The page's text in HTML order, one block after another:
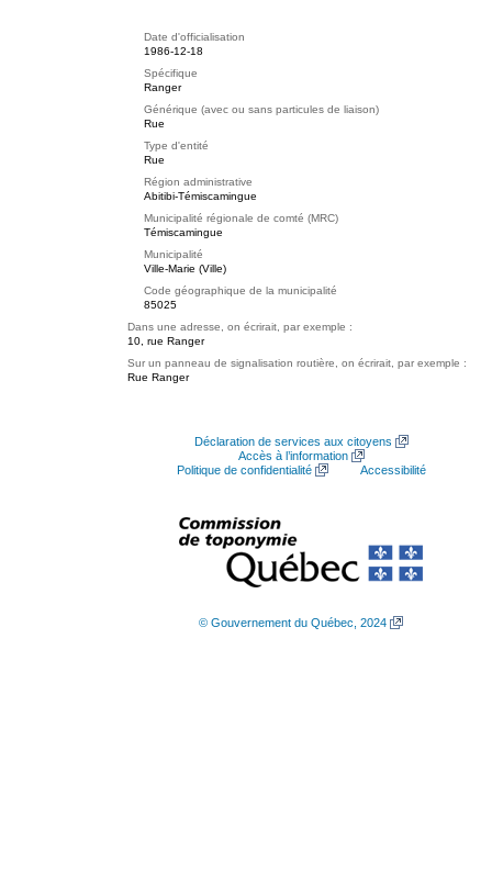
Date d'officialisation
1986-12-18
Spécifique
Ranger
Générique (avec ou sans particules de liaison)
Rue
Type d'entité
Rue
Région administrative
Abitibi-Témiscamingue
Municipalité régionale de comté (MRC)
Témiscamingue
Municipalité
Ville-Marie (Ville)
Code géographique de la municipalité
85025
Dans une adresse, on écrirait, par exemple :
10, rue Ranger
Sur un panneau de signalisation routière, on écrirait, par exemple :
Rue Ranger
Déclaration de services aux citoyens
Accès à l’information
Politique de confidentialité
Accessibilité
© Gouvernement du Québec, 2024